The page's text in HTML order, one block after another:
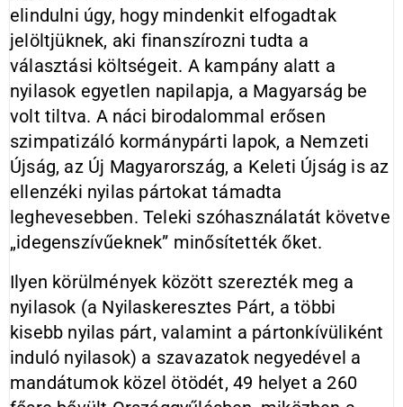
elindulni úgy, hogy mindenkit elfogadtak
jelöltjüknek, aki finanszírozni tudta a
választási költségeit. A kampány alatt a
nyilasok egyetlen napilapja, a Magyarság be
volt tiltva. A náci birodalommal erősen
szimpatizáló kormánypárti lapok, a Nemzeti
Újság, az Új Magyarország, a Keleti Újság is az
ellenzéki nyilas pártokat támadta
leghevesebben. Teleki szóhasználatát követve
„idegenszívűeknek” minősítették őket.
Ilyen körülmények között szerezték meg a
nyilasok (a Nyilaskeresztes Párt, a többi
kisebb nyilas párt, valamint a pártonkívüliként
induló nyilasok) a szavazatok negyedével a
mandátumok közel ötödét, 49 helyet a 260